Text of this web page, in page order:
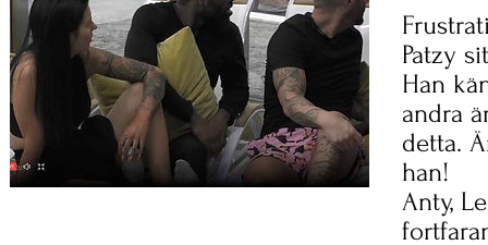
Patzy
Han
andra
detta.
han!
Anty,